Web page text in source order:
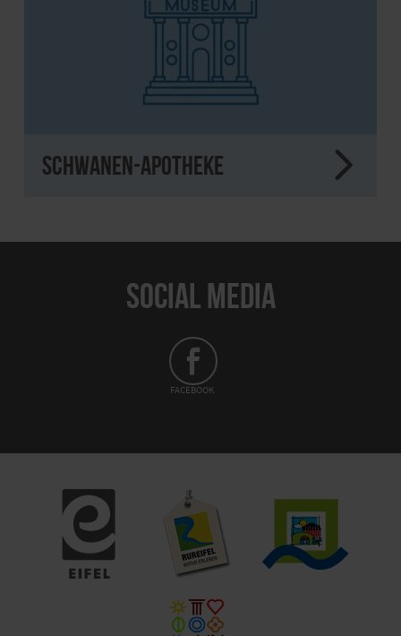
Schwanen-Apotheke
SOCIAL MEDIA
FACEBOOK